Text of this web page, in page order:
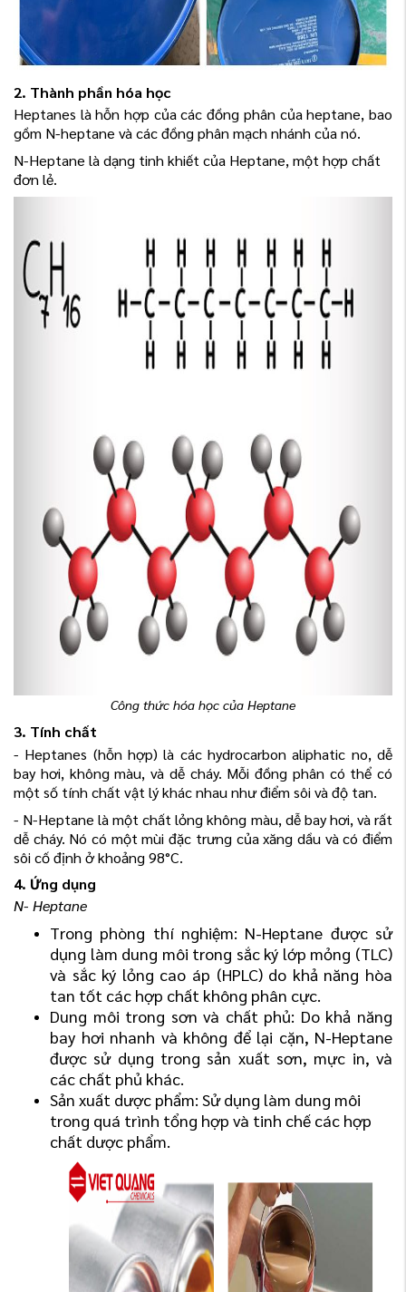
2. Thành phần hóa học
Heptanes là hỗn hợp của các đồng phân của heptane, bao
gồm N-heptane và các đồng phân mạch nhánh của nó.
N-Heptane là dạng tinh khiết của Heptane, một hợp chất
đơn lẻ.
Công thức hóa học của Heptane
3. Tính chất
- Heptanes (hỗn hợp) là các hydrocarbon aliphatic no, dễ
bay hơi, không màu, và dễ cháy. Mỗi đồng phân có thể có
một số tính chất vật lý khác nhau như điểm sôi và độ tan.
- N-Heptane là một chất lỏng không màu, dễ bay hơi, và rất
dễ cháy. Nó có một mùi đặc trưng của xăng dầu và có điểm
sôi cố định ở khoảng 98°C.
4. Ứng dụng
N- Heptane
Trong phòng thí nghiệm: N-Heptane được sử
dụng làm dung môi trong sắc ký lớp mỏng (TLC)
và sắc ký lỏng cao áp (HPLC) do khả năng hòa
tan tốt các hợp chất không phân cực.
Dung môi trong sơn và chất phủ: Do khả năng
bay hơi nhanh và không để lại cặn, N-Heptane
được sử dụng trong sản xuất sơn, mực in, và
các chất phủ khác.
Sản xuất dược phẩm: Sử dụng làm dung môi
trong quá trình tổng hợp và tinh chế các hợp
chất dược phẩm.